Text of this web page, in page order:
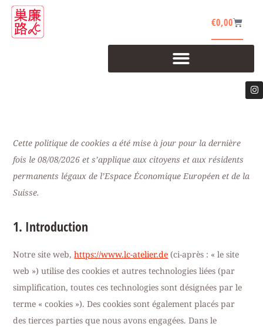
€0,00
Cette politique de cookies a été mise à jour pour la dernière
fois le 08/08/2026 et s’applique aux citoyens et aux résidents
permanents légaux de l’Espace Économique Européen et de la
Suisse.
1. Introduction
Notre site web,https://www.lc-atelier.de (ci-après : « le site
web ») utilise des cookies et autres technologies liées (par
simplification, toutes ces technologies sont désignées par le
terme « cookies »). Des cookies sont également placés par
des tierces parties que nous avons engagées. Dans le